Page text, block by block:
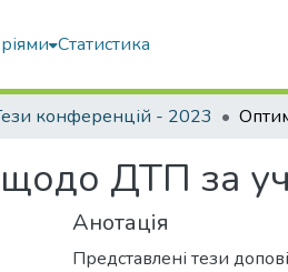
Статистика
конференцій - 2023
ДТП за
Анотація
Представлені тези